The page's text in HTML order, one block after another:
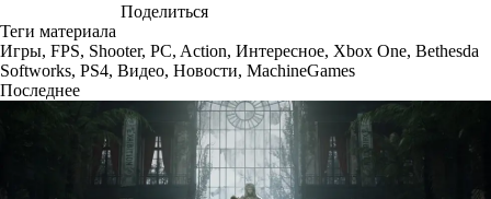
Поделиться
Теги материала
Игры, FPS, Shooter, PC, Action, Интересное, Xbox One, Bethesda
Softworks, PS4, Видео, Новости, MachineGames
Последнее